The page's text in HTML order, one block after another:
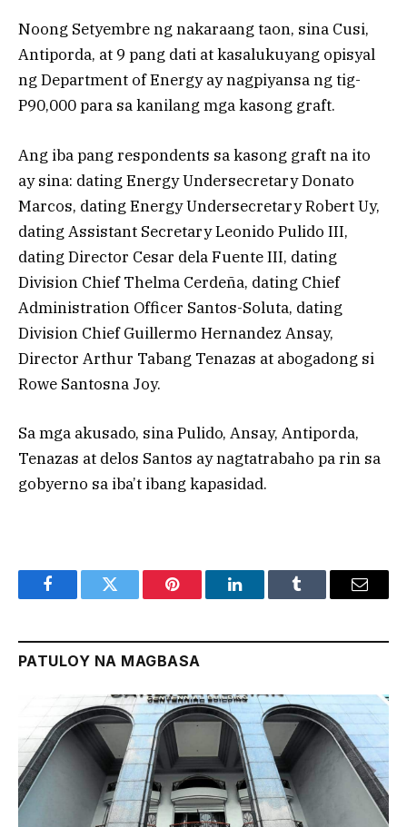
Noong Setyembre ng nakaraang taon, sina Cusi,
Antiporda, at 9 pang dati at kasalukuyang opisyal
ng Department of Energy ay nagpiyansa ng tig-
P90,000 para sa kanilang mga kasong graft.
Ang iba pang respondents sa kasong graft na ito
ay sina: dating Energy Undersecretary Donato
Marcos, dating Energy Undersecretary Robert Uy,
dating Assistant Secretary Leonido Pulido III,
dating Director Cesar dela Fuente III, dating
Division Chief Thelma Cerdeña, dating Chief
Administration Officer Santos-Soluta, dating
Division Chief Guillermo Hernandez Ansay,
Director Arthur Tabang Tenazas at abogadong si
Rowe Santosna Joy.
Sa mga akusado, sina Pulido, Ansay, Antiporda,
Tenazas at delos Santos ay nagtatrabaho pa rin sa
gobyerno sa iba’t ibang kapasidad.
FacebookTwitter Pinterest LinkedInTumblr Email
PATULOY NA MAGBASA